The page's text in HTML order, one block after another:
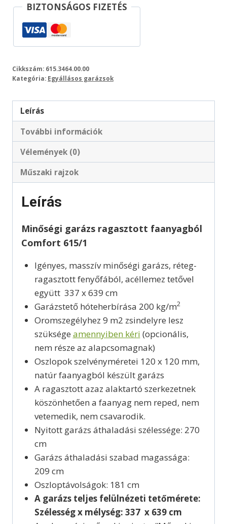
BIZTONSÁGOS FIZETÉS
Cikkszám: 615.3464.00.00
Kategória: Egyállásos garázsok
Leírás
További információk
Vélemények (0)
Műszaki rajzok
Leírás
Minőségi garázs ragasztott faanyagból
Comfort 615/1
Igényes, masszív minőségi garázs, réteg-
ragasztott fenyőfából, acéllemez tetővel
együtt 337 x 639 cm
Garázstető hóteherbírása 200 kg/m2
Oromszegélyhez 9 m2 zsindelyre lesz
szüksége amennyiben kéri (opcionális,
nem része az alapcsomagnak)
Oszlopok szelvényméretei 120 x 120 mm,
natúr faanyagból készült garázs
A ragasztott azaz alaktartó szerkezetnek
köszönhetően a faanyag nem reped, nem
vetemedik, nem csavarodik.
Nyitott garázs áthaladási szélessége: 270
cm
Garázs áthaladási szabad magassága:
209 cm
Oszloptávolságok: 181 cm
A garázs teljes felülnézeti tetőmérete:
Szélesség x mélység: 337 x 639 cm